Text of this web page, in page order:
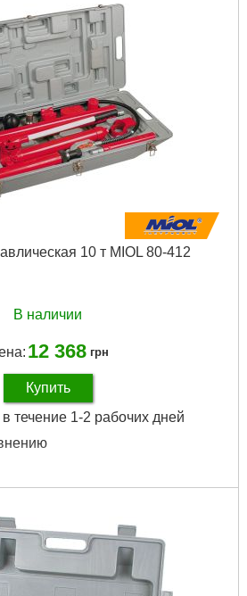
мм
Подробнее...
10 т MIOL 80-412
В наличии
12 368 грн
Купить
в течение 1-2 рабочих дней
резиновая головка, базовая
клин,растягивающая
расщепленный колпачок, зубчатый
внешней резьбой, удлинители, пласти